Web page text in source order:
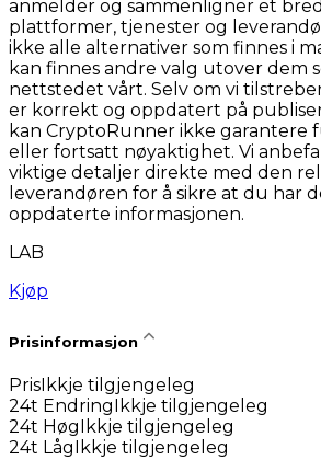
anmelder og sammenligner et
plattformer, tjenester og
ikke alle alternativer som finnes i
kan finnes andre valg utover dem
nettstedet vårt. Selv om vi
er korrekt og oppdatert på
kan CryptoRunner ikke garantere
eller fortsatt nøyaktighet. Vi
viktige detaljer direkte med den
leverandøren for å sikre at du har
oppdaterte informasjonen.
LAB
Kjøp
Prisinformasjon
Pris Ikkje tilgjengeleg
24t Endring Ikkje tilgjengeleg
24t Høg Ikkje tilgjengeleg
24t Låg Ikkje tilgjengeleg